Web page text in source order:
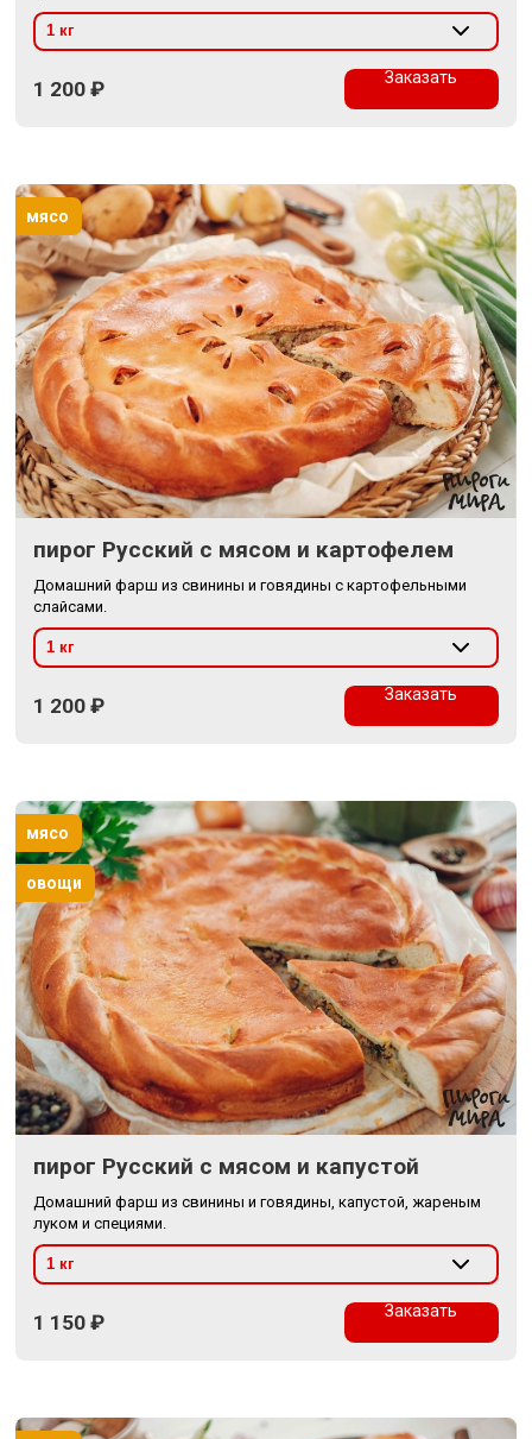
1 200 ₽ Заказать
пирог Русский с мясом и картофелем
Домашний фарш из свинины и говядины с картофельными
слайсами.
1 200 ₽ Заказать
мясо
пирог Русский с мясом и капустой
Домашний фарш из свинины и говядины, капустой, жареным
луком и специями.
1 150 ₽ Заказать
мясо
овощи